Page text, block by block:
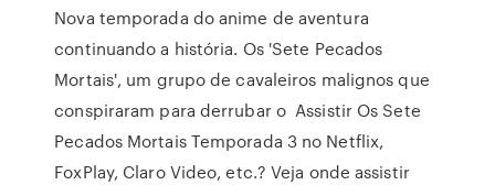
Nova temporada do anime de aventura
continuando a história. Os 'Sete Pecados
Mortais', um grupo de cavaleiros malignos que
conspiraram para derrubar o Assistir Os Sete
Pecados Mortais Temporada 3 no Netflix,
FoxPlay, Claro Video, etc.? Veja onde assistir